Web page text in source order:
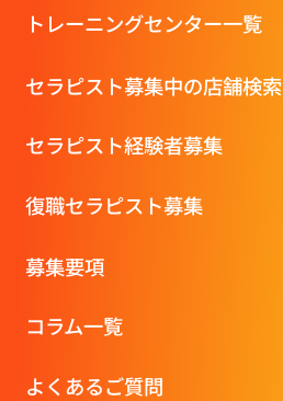
トレーニングセンター一覧
セラピスト募集中の店舗検索
セラピスト経験者募集
復職セラピスト募集
募集要項
コラム一覧
よくあるご質問